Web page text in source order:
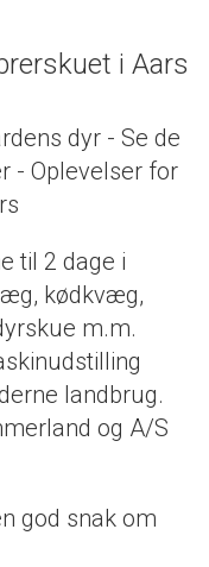
i Aars
dyr - Se de
- Oplevelser for
til 2 dage i
kødkvæg,
m.m.
landbrug.
og A/S
god snak om